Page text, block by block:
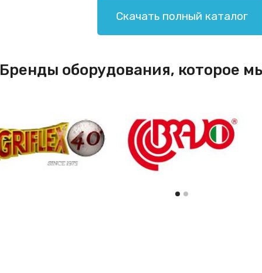
Скачать полный каталог
Бренды оборудования, которое